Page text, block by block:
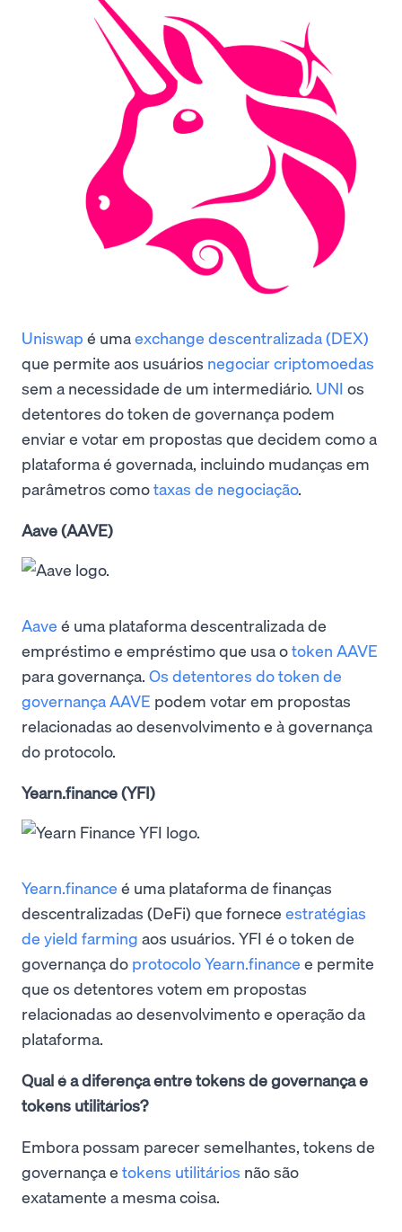
Uniswap é umaexchange descentralizada (DEX)
que permite aos usuários negociar criptomoedas
sem a necessidade de um intermediário. UNI os
detentores do token de governança podem
enviar e votar em propostas que decidem como a
plataforma é governada, incluindo mudanças em
parâmetros comotaxas de negociação.
Aave (AAVE)
Aave é uma plataforma descentralizada de
empréstimo e empréstimo que usa otoken AAVE
para governança. Os detentores do token de
governança AAVE podem votar em propostas
relacionadas ao desenvolvimento e à governança
do protocolo.
Yearn.finance (YFI)
Yearn.finance é uma plataforma de finanças
descentralizadas (DeFi) que fornece estratégias
de yield farming aos usuários. YFI é o token de
governança do protocolo Yearn.finance e permite
que os detentores votem em propostas
relacionadas ao desenvolvimento e operação da
plataforma.
Qual é a diferença entre tokens de governança e
tokens utilitários?
Embora possam parecer semelhantes, tokens de
governança e tokens utilitários não são
exatamente a mesma coisa.